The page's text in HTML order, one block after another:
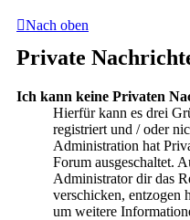
Nach oben
Private
Ich kann keine Privaten
Hierfür kann es drei
registriert und / oder
Administration hat
Forum ausgeschaltet.
Administrator dir das
verschicken, entzogen
um weitere